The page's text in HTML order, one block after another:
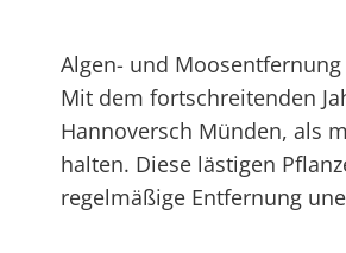
Algen- und
Mit dem fortschreitenden
Hannoversch Münden, als
halten. Diese lästigen
regelmäßige Entfernung